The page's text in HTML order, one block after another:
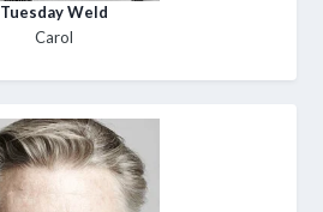
Tuesday Weld
Carol